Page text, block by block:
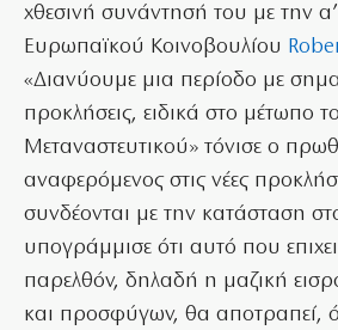
χθεσινή συνάντησή του με την
Ευρωπαϊκού Κοινοβουλίου
«Διανύουμε μια περίοδο με
προκλήσεις, ειδικά στο μέτωπο
Μεταναστευτικού» τόνισε ο
αναφερόμενος στις νέες
συνδέονται με την κατάσταση
υπογράμμισε ότι αυτό που
παρελθόν, δηλαδή η μαζική
και προσφύγων, θα αποτραπεί,